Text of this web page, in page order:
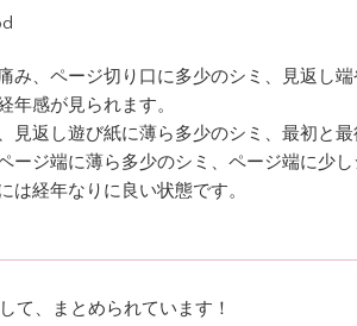
み、ページ切り口に多少のシミ、見返し
年感が見られます。
見返し遊び紙に薄ら多少のシミ、最初と
ージ端に薄ら多少のシミ、ページ端に少
は経年なりに良い状態です。
て、まとめられています！